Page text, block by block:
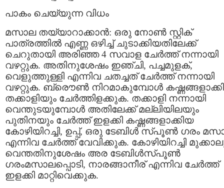
പാകം ചെയ്യുന്ന വിധം
മസാല തയ്യാറാക്കാന്‍: ഒരു നോണ്‍ സ്റ്റിക്
പാത്രത്തില്‍ എണ്ണ ഒഴിച്ച് ചുടാക്കിയതിലേക്ക്
ചെറുതായി അരിഞ്ഞ 4 സവാള ചേര്‍ത്ത് നന്നായി
വഴറ്റുക. അതിനുശേഷം ഇഞ്ചി, പച്ചമുളക്,
വെളുത്തുള്ളി എന്നിവ ചതച്ചത് ചേര്‍ത്ത് നന്നായി
വഴറ്റുക. ബ്രൌണ്‍ നിറമാകുമ്പോള്‍
തക്കാളിയും ചേര്‍ത്തിളക്കുക. തക്കാളി നന്നായി
വെന്തുടയുമ്പോള്‍ അതിലേക്ക് മല്ലിയിലയും
പുതിനയും ചേര്‍ത്ത് ഇളക്കി കഷ്ണങ്ങളാക്കിയ
കോഴിയിറച്ചി, ഉപ്പ്, ഒരു ടേബിള്‍ സ്പൂണ്‍ ഗരം
എന്നിവ ചേര്‍ത്ത് വേവിക്കുക. കോഴിയിറച്ചി
വെന്തതിനുശേഷം അര ടേബിള്‍സ്പൂണ്‍
ഗരംമസാലപ്പൊടി, നാരങ്ങാനീര് എന്നിവ ചേര്‍ത്ത്
ഇളക്കി മാറ്റിവെക്കുക.